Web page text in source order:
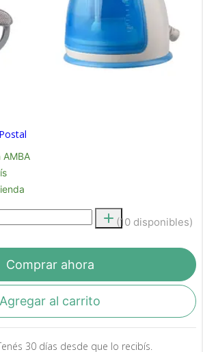
AMBA
(10 disponibles)
Comprar ahora
Agregar al carrito
30 días desde que lo recibís.
te devolvemos tu dinero.
te aseguramos recibir el producto
dinero!